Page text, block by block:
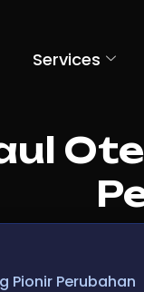
Services
Pionir Perubahan